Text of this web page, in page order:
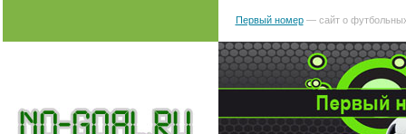
Первый номер— сайт о